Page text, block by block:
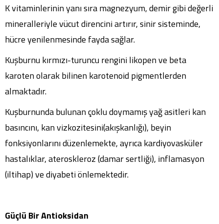
K vitaminlerinin yanı sıra magnezyum, demir gibi değerli
mineralleriyle vücut direncini artırır, sinir sisteminde,
hücre yenilenmesinde fayda sağlar.
Kuşburnu kırmızı-turuncu rengini likopen ve beta
karoten olarak bilinen karotenoid pigmentlerden
almaktadır.
Kuşburnunda bulunan çoklu doymamış yağ asitleri kan
basıncını, kan vizkozitesini(akışkanlığı), beyin
fonksiyonlarını düzenlemekte, ayrıca kardiyovasküler
hastalıklar, ateroskleroz (damar sertliği), inflamasyon
(iltihap) ve diyabeti önlemektedir.
Güçlü Bir Antioksidan